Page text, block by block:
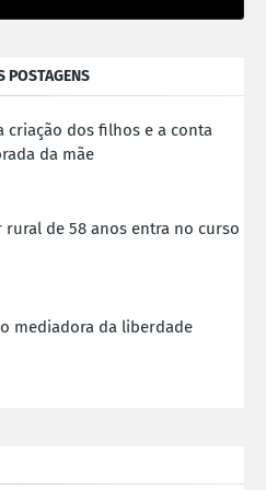
POSTAGENS
criação dos filhos e a conta
da mãe
rural de 58 anos entra no curso
mediadora da liberdade